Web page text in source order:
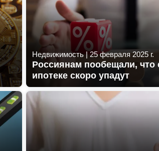
Недвижимость | 25 февраля 2025 г.
Россиянам пообещали, что
ипотеке скоро упадут